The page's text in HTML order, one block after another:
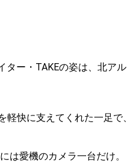
ター・TAKEの姿は、北アル
軽快に支えてくれた一足で
は愛機のカメラ一台だけ。